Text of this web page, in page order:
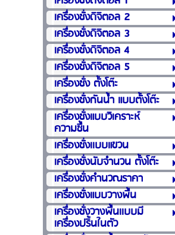
เครื่องชั่งดิจิตอล 2
เครื่องชั่งดิจิตอล 3
เครื่องชั่งดิจิตอล 4
เครื่องชั่งดิจิตอล 5
เครื่องชั่ง ตั้งโต๊ะ
เครื่องชั่งกันน้ำ แบบตั้งโต๊ะ
เครื่องชั่งแบบวิเคราะห์
ความชื้น
เครื่องชั่งเเบบแขวน
เครื่องชั่งนับจำนวน ตั้งโต๊ะ
เครื่องชั่งคำนวณราคา
เครื่องชั่งแบบวางพื้น
เครื่องชั่งวางพื้นเเบบมี
เครื่องปริ้นในตัว